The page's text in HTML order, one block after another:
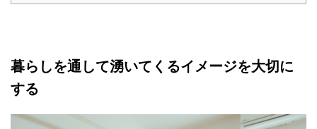
暮らしを通して湧いてくるイメージを大切に
する